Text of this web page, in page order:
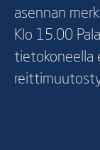
asennan
Klo 15.00
tietokoneella